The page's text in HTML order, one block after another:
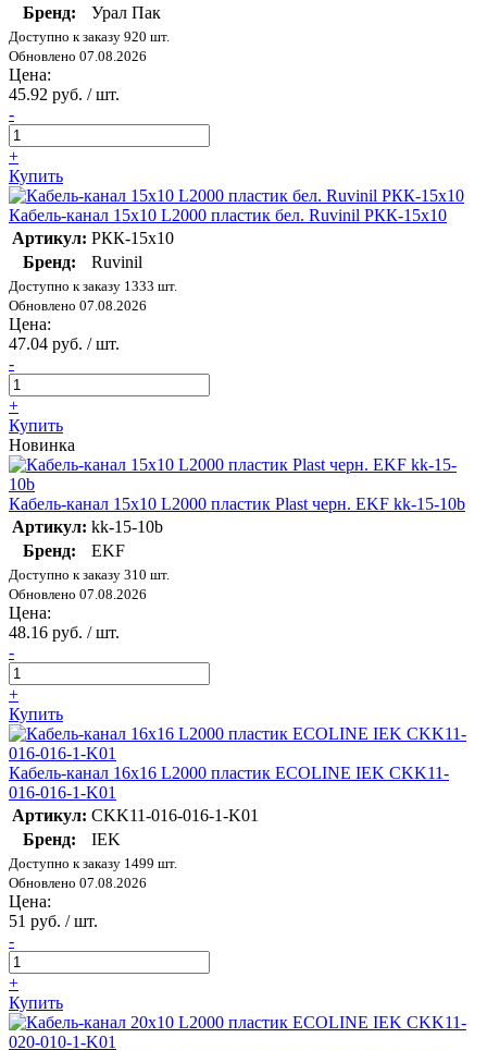
Бренд: Урал Пак
Доступно к заказу 920 шт.
Обновлено 07.08.2026
Цена:
45.92 руб. / шт.
-
+
Купить
Кабель-канал 15х10 L2000 пластик бел. Ruvinil РКК-15х10
Артикул: РКК-15х10
Бренд:
Ruvinil
Доступно к заказу 1333 шт.
Обновлено 07.08.2026
Цена:
47.04 руб. / шт.
-
+
Купить
Новинка
Кабель-канал 15х10 L2000 пластик Plast черн. EKF kk-15-10b
Артикул: kk-15-10b
Бренд:
EKF
Доступно к заказу 310 шт.
Обновлено 07.08.2026
Цена:
48.16 руб. / шт.
-
+
Купить
Кабель-канал 16х16 L2000 пластик ECOLINE IEK CKK11-
016-016-1-K01
Артикул: CKK11-016-016-1-K01
Бренд:
IEK
Доступно к заказу 1499 шт.
Обновлено 07.08.2026
Цена:
51 руб. / шт.
-
+
Купить